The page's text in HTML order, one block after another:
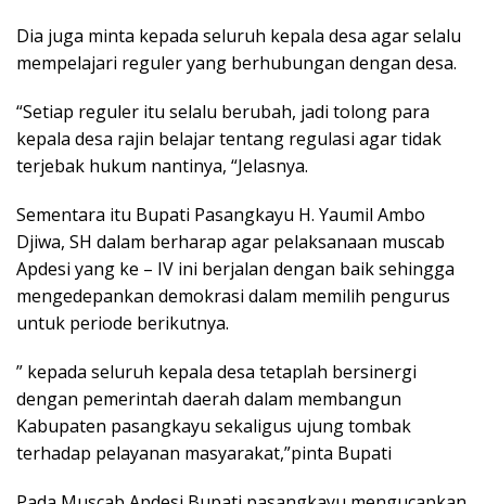
Dia juga minta kepada seluruh kepala desa agar selalu
mempelajari reguler yang berhubungan dengan desa.
“Setiap reguler itu selalu berubah, jadi tolong para
kepala desa rajin belajar tentang regulasi agar tidak
terjebak hukum nantinya, “Jelasnya.
Sementara itu Bupati Pasangkayu H. Yaumil Ambo
Djiwa, SH dalam berharap agar pelaksanaan muscab
Apdesi yang ke – IV ini berjalan dengan baik sehingga
mengedepankan demokrasi dalam memilih pengurus
untuk periode berikutnya.
” kepada seluruh kepala desa tetaplah bersinergi
dengan pemerintah daerah dalam membangun
Kabupaten pasangkayu sekaligus ujung tombak
terhadap pelayanan masyarakat,”pinta Bupati